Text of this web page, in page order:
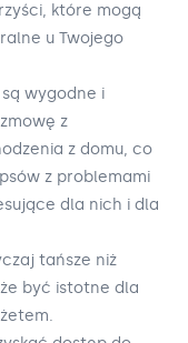
które mogą
u Twojego
wygodne i
z
z domu, co
z problemami
dla nich i dla
tańsze niż
być istotne dla